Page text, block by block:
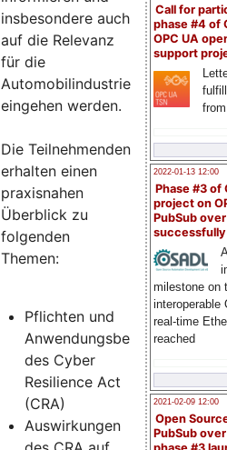
Call for
phase #4 of
OPC UA
support
2022-01-13 12:00
Phase #3 of
project on
PubSub over
milestone on
interoperable
real-time
reached
2021-02-09 12:00
Open
PubSub
insbesondere auch
auf die Relevanz
für die
Automobilindustrie
eingehen werden.
Die Teilnehmenden
erhalten einen
praxisnahen
Überblick zu
folgenden
Themen:
Pflichten und
Anwendungsbereich
des Cyber
Resilience Act
(CRA)
Auswirkungen